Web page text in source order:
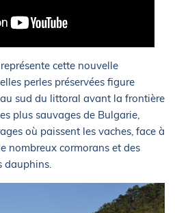
cette nouvelle
perles préservées figure
sud du littoral avant la frontière
plus sauvages de Bulgarie,
où paissent les vaches, face à
nombreux cormorans et des
dauphins.